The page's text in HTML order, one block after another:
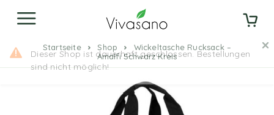
Startseite Shop
Wickeltasche Rucksack –
Amalfi Schwarz Kreis